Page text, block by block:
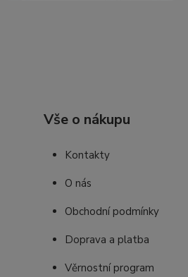
Vše o nákupu
Kontakty
O nás
Obchodní podmínky
Doprava a platba
Věrnostní program